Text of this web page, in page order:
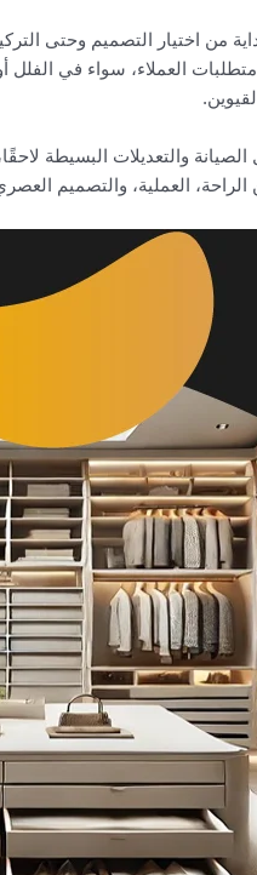
من اختيار التصميم وحتى
العملاء، سواء في
والتعديلات البسيطة
العملية، والتصميم